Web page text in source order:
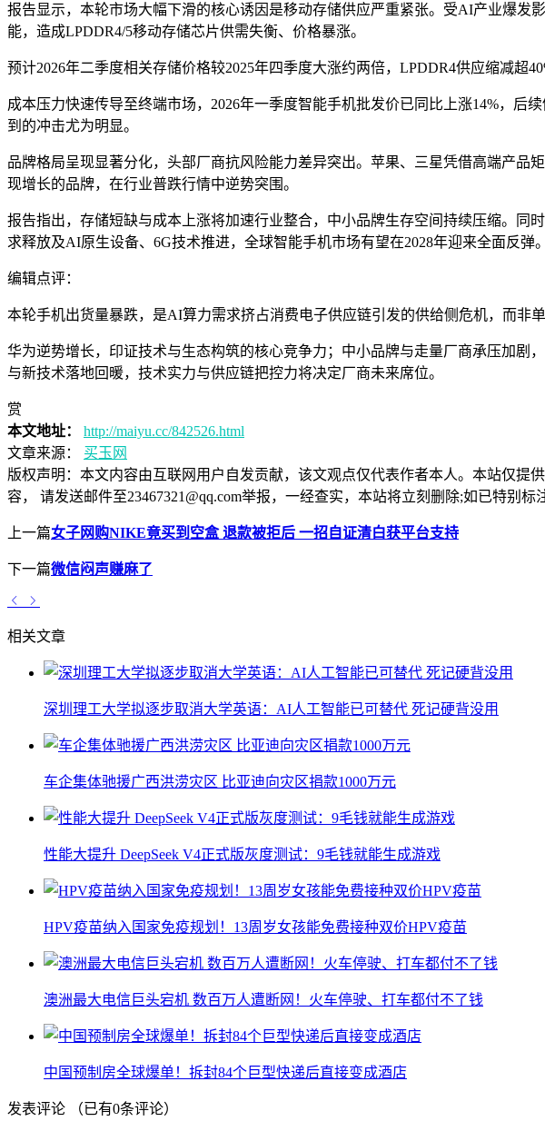
报告显示，本轮市场大幅下滑的核心诱因是移动存储供应严重紧张。受AI产业爆
能，造成LPDDR4/5移动存储芯片供需失衡、价格暴涨。
预计2026年二季度相关存储价格较2025年四季度大涨约两倍，LPDDR4供应缩减超
成本压力快速传导至终端市场，2026年一季度智能手机批发价已同比上涨14%，
到的冲击尤为明显。
品牌格局呈现显著分化，头部厂商抗风险能力差异突出。苹果、三星凭借高端产品
现增长的品牌，在行业普跌行情中逆势突围。
报告指出，存储短缺与成本上涨将加速行业整合，中小品牌生存空间持续压缩。同
求释放及AI原生设备、6G技术推进，全球智能手机市场有望在2028年迎来全面反弹。
编辑点评：
本轮手机出货量暴跌，是AI算力需求挤占消费电子供应链引发的供给侧危机，而非
华为逆势增长，印证技术与生态构筑的核心竞争力；中小品牌与走量厂商承压加剧
与新技术落地回暖，技术实力与供应链把控力将决定厂商未来席位。
赏
本文地址：
http://maiyu.cc/842526.html
文章来源：
买玉网
版权声明： 本文内容由互联网用户自发贡献，该文观点仅代表作者本人。本站仅提
容， 请发送邮件至23467321@qq.com举报，一经查实，本站将立刻删除;如已特别
上一篇女子网购NIKE竟买到空盒 退款被拒后 一招自证清白获平台支持
下一篇微信闷声赚麻了
相关文章
深圳理工大学拟逐步取消大学英语：AI人工智能已可替代 死记硬背没用
车企集体驰援广西洪涝灾区 比亚迪向灾区捐款1000万元
性能大提升 DeepSeek V4正式版灰度测试：9毛钱就能生成游戏
HPV疫苗纳入国家免疫规划！13周岁女孩能免费接种双价HPV疫苗
澳洲最大电信巨头宕机 数百万人遭断网！火车停驶、打车都付不了钱
中国预制房全球爆单！拆封84个巨型快递后直接变成酒店
发表评论 （已有0条评论）